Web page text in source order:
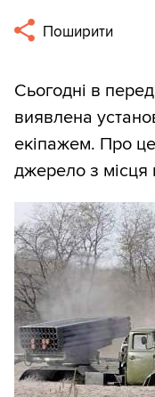
Поширити
Сьогодні в
виявлена
екіпажем. Про
джерело з місця